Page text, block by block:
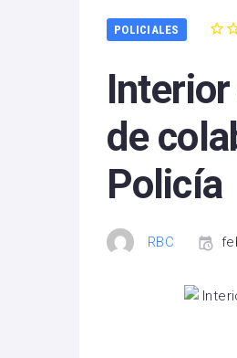
POLICIALES
de
Policía
RBC